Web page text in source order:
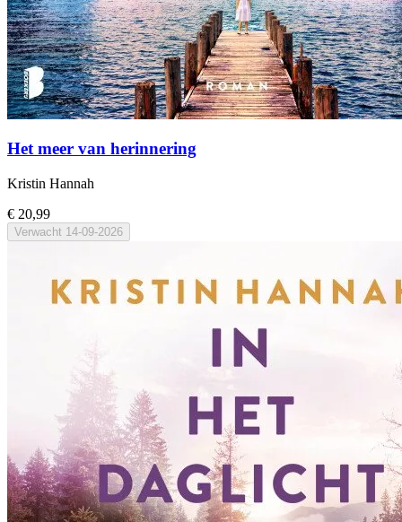
Het meer van herinnering
Kristin Hannah
€ 20,99
Verwacht 14-09-2026